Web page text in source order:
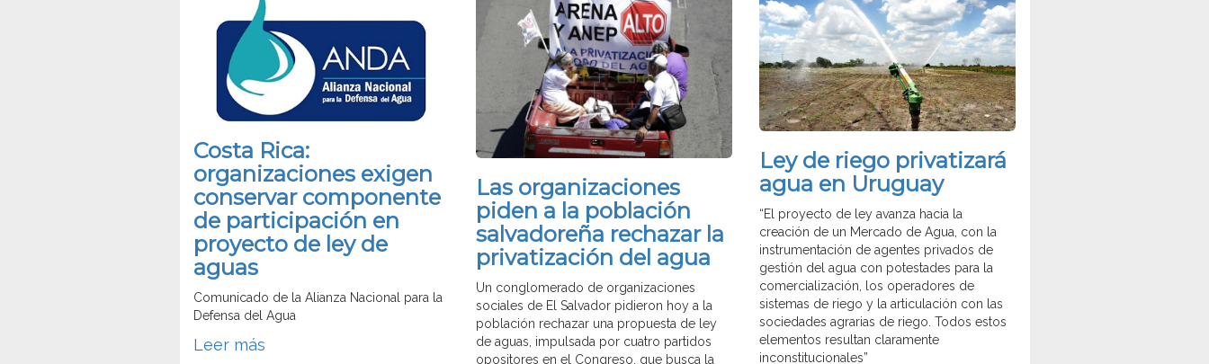
Nacional
de
Acueductos
Comunitarios”
Costa Rica:
organizaciones exigen
conservar componente
de participación en
proyecto de ley de
aguas
Comunicado de la Alianza Nacional para la
Defensa del Agua
Leer más
Las organizaciones
piden a la población
salvadoreña rechazar la
privatización del agua
Un conglomerado de organizaciones
sociales de El Salvador pidieron hoy a la
población rechazar una propuesta de ley
de aguas, impulsada por cuatro partidos
opositores en el Congreso, que busca la
Ley de riego privatizará
agua en Uruguay
“El proyecto de ley avanza hacia la
creación de un Mercado de Agua, con la
instrumentación de agentes privados de
gestión del agua con potestades para la
comercialización, los operadores de
sistemas de riego y la articulación con las
sociedades agrarias de riego. Todos estos
elementos resultan claramente
inconstitucionales”